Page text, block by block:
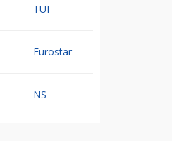
TUI
Eurostar
NS